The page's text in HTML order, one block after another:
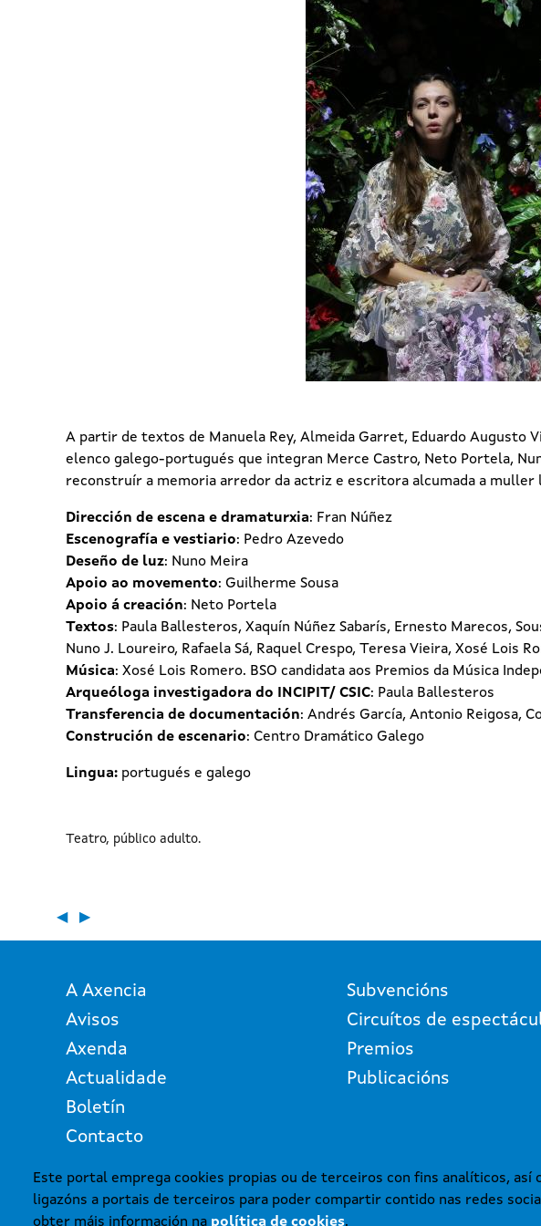
Este portal emprega cookies propias ou de terceiros con fins analíticos, así
ligazóns a portais de terceiros para poder compartir contido nas redes
obter máis información na política de cookies.
A partir de textos de Manuela Rey, Almeida Garret, Eduardo Augusto
elenco galego-portugués que integran Merce Castro, Neto Portela,
reconstruír a memoria arredor da actriz e escritora alcumada a muller
Dirección de escena e dramaturxia: Fran Núñez
Escenografía e vestiario: Pedro Azevedo
Deseño de luz: Nuno Meira
Apoio ao movemento: Guilherme Sousa
Apoio á creación: Neto Portela
Textos: Paula Ballesteros, Xaquín Núñez Sabarís, Ernesto Marecos,
Nuno J. Loureiro, Rafaela Sá, Raquel Crespo, Teresa Vieira, Xosé Lois
Música: Xosé Lois Romero. BSO candidata aos Premios da Música
Arqueóloga investigadora do INCIPIT/ CSIC: Paula Ballesteros
Transferencia de documentación: Andrés García, Antonio Reigosa,
Construción de escenario: Centro Dramático Galego
Lingua: portugués e galego
Teatro público adulto
◀ ▶
A Axencia
Avisos
Axenda
Actualidade
Boletín
Contacto
Subvencións
Circuítos de
Premios
Publicacións
© Xunta de Galicia. Información mantida e publicada na